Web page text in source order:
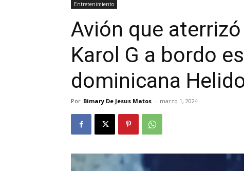
Entretenimiento
Avión que
Karol G a bordo
dominicana
Por Bimary De Jesus Matos - marzo 1, 2024